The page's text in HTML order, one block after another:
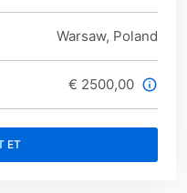
Warsaw, Poland
€ 2500,00
ET